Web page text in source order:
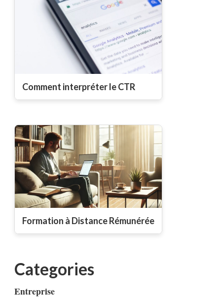
Comment interpréter le CTR
Formation à Distance Rémunérée
Categories
Entreprise